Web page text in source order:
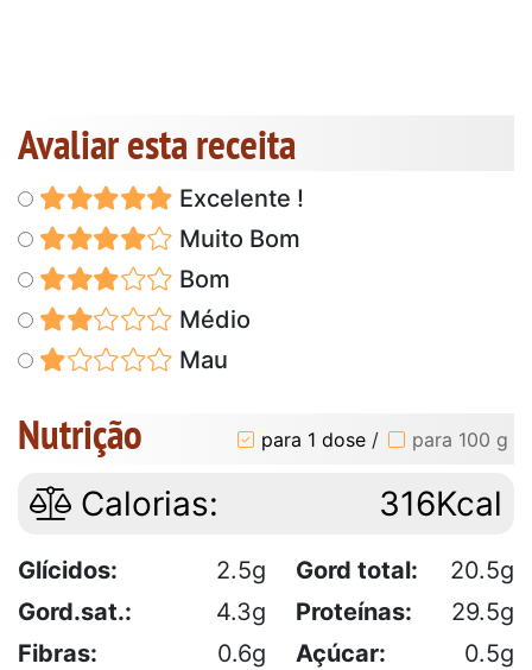
Avaliar esta receita
Excelente !
Muito Bom
Bom
Médio
Mau
Nutrição para 1 dose / para 100 g
Calorias: 316Kcal
Glícidos: 2.5g Gord total:
20.5g
Gord.sat.:
4.3g Proteínas:
29.5g
Fibras:
0.6g Açúcar:
0.5g